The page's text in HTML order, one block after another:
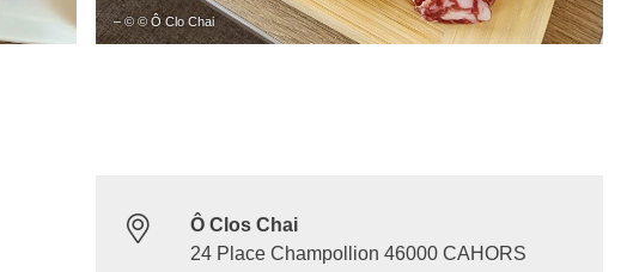
– © © Ô Clo Chai
Ô Clos Chai
24 Place Champollion 46000 CAHORS